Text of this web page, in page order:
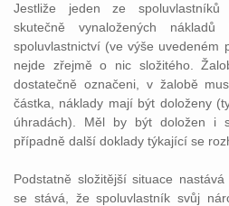
Jestliže jeden ze
skutečně vynaložených
spoluvlastnictví (ve výše uvedeném
nejde zřejmě o nic složitého.
dostatečně označeni, v žalobě
částka, náklady mají být doloženy
úhradách). Měl by být doložen i
případně další doklady týkající se
Podstatně složitější situace
se stává, že spoluvlastník svůj